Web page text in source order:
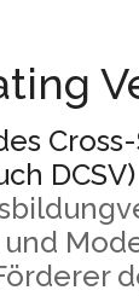
DCSV)